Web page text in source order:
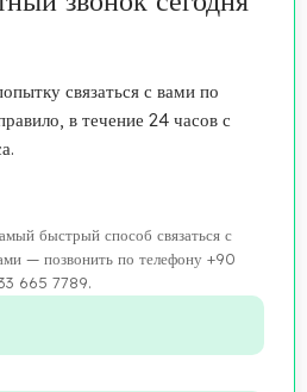
связаться с вами по
в течение 24 часов с
быстрый способ связаться с
— позвонить по телефону +90
665 7789.